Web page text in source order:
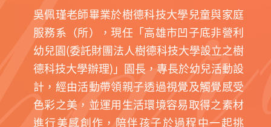
吳佩瑾老師畢業於樹德科技大學兒童與家庭
服務系（所），現任「高雄市凹子底非營利
幼兒園(委託財團法人樹德科技大學設立之樹
德科技大學辦理)」園長，專長於幼兒活動設
計，經由活動帶領親子透過視覺及觸覺感受
色彩之美，並運用生活環境容易取得之素材
進行美感創作，陪伴孩子於過程中一起挑